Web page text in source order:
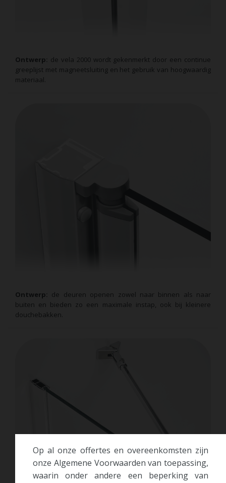
Ontwerp: de vela 2000 wordt gekenmerkt door een continue
greeplijst met magneetsluiting en het gebruik van hoogwaardig
materiaal.
Ontwerp: de deuren openen zowel naar binnen als naar
buiten en bieden zo een maximale instap, ook bij kleinere
douchebakken.
Op al onze offertes en overeenkomsten zijn
onze Algemene Voorwaarden van toepassing,
waarin onder andere een beperking van